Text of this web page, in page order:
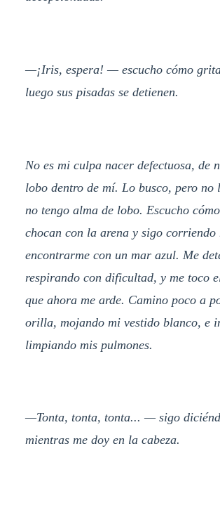
—¡Iris, espera! — escucho cómo
luego sus pisadas se detienen.
No es mi culpa nacer defectuosa, de
lobo dentro de mí. Lo busco, pero no
no tengo alma de lobo. Escucho
chocan con la arena y sigo corriendo
encontrarme con un mar azul. Me
respirando con dificultad, y me toco
que ahora me arde. Camino poco a
orilla, mojando mi vestido blanco, e
limpiando mis pulmones.
—Tonta, tonta, tonta... — sigo
mientras me doy en la cabeza.